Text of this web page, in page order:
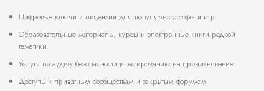
Цифровые ключи и лицензии для популярного софта и игр.
Образовательные материалы, курсы и электронные книги редкой
тематики.
Услуги по аудиту безопасности и тестированию на проникновение.
Доступы к приватным сообществам и закрытым форумам.